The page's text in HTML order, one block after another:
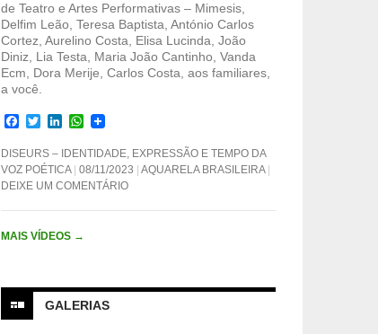
de Teatro e Artes Performativas – Mimesis,
Delfim Leão, Teresa Baptista, António Carlos
Cortez, Aurelino Costa, Elisa Lucinda, João
Diniz, Lia Testa, Maria João Cantinho, Vanda
Ecm, Dora Merije, Carlos Costa, aos familiares,
a você.
F
c
e
b
o
o
T
i
t
t
e
r
L
n
k
e
d
I
W
a
t
s
A
p
DISEURS – IDENTIDADE, EXPRESSÃO E TEMPO DA
VOZ POÉTICA
08/11/2023
AQUARELA BRASILEIRA
DEIXE UM COMENTÁRIO
MAIS VÍDEOS →
GALERIAS